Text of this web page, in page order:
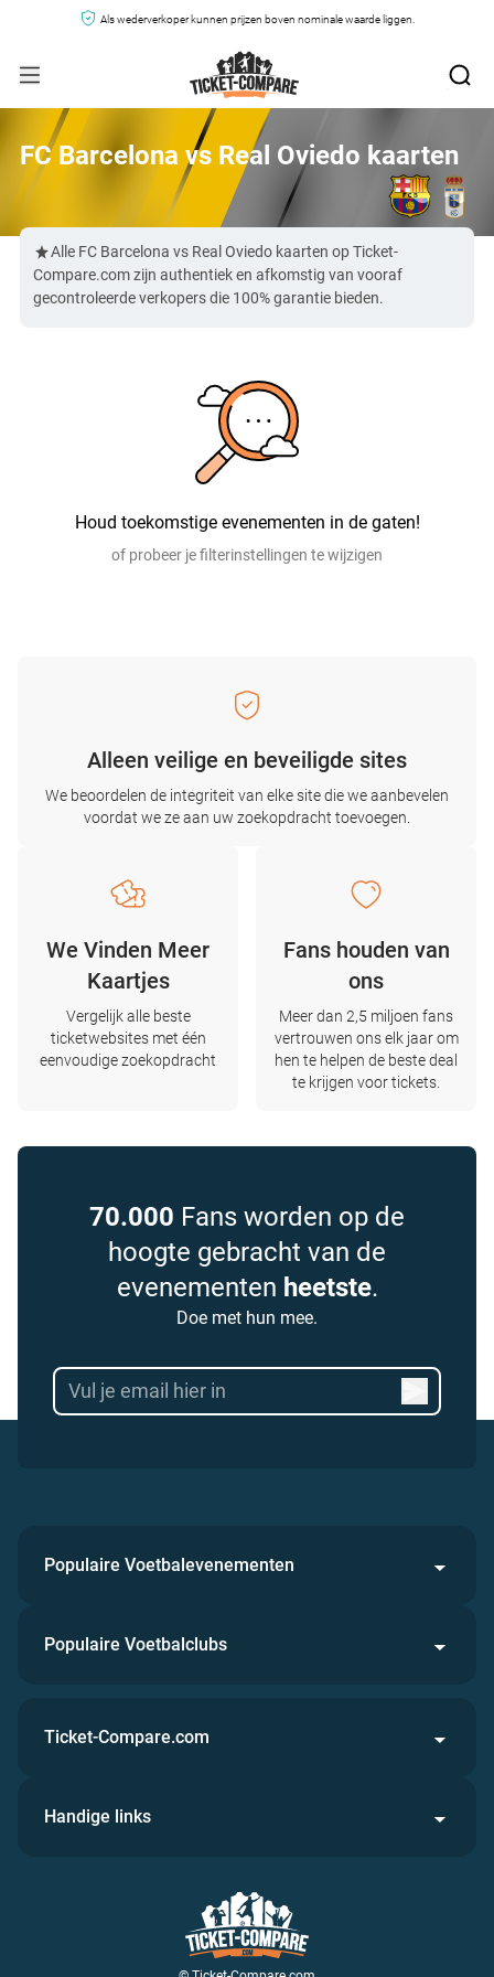
Als wederverkoper kunnen prijzen boven nominale waarde liggen.
FC Barcelona vs Real Oviedo kaarten
Alle FC Barcelona vs Real Oviedo kaarten op Ticket-
Compare.com zijn authentiek en afkomstig van vooraf
gecontroleerde verkopers die 100% garantie bieden.
Houd toekomstige evenementen in de gaten!
of probeer je filterinstellingen te wijzigen
Alleen veilige en beveiligde sites
We beoordelen de integriteit van elke site die we aanbevelen
voordat we ze aan uw zoekopdracht toevoegen.
We Vinden Meer
Kaartjes
Vergelijk alle beste
ticketwebsites met één
eenvoudige zoekopdracht
Fans houden van
ons
Meer dan 2,5 miljoen fans
vertrouwen ons elk jaar om
hen te helpen de beste deal
te krijgen voor tickets.
70.000 Fans worden op de
hoogte gebracht van de
evenementen heetste.
Doe met hun mee.
Populaire Voetbalevenementen
Populaire Voetbalclubs
Ticket-Compare.com
Handige links